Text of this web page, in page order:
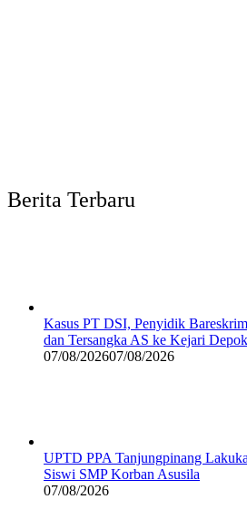
Berita Terbaru
Kasus PT DSI, Penyidik
dan Tersangka AS ke Kejari Depok
07/08/202607/08/2026
UPTD PPA Tanjungpinang
Siswi SMP Korban Asusila
07/08/2026